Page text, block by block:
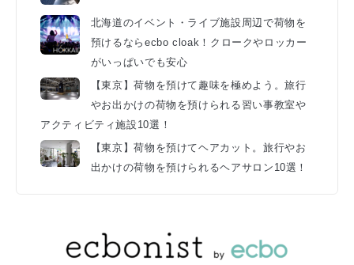
北海道のイベント・ライブ施設周辺で荷物を
預けるならecbo cloak！クロークやロッカー
がいっぱいでも安心
【東京】荷物を預けて趣味を極めよう。旅行
やお出かけの荷物を預けられる習い事教室や
アクティビティ施設10選！
【東京】荷物を預けてヘアカット。旅行やお
出かけの荷物を預けられるヘアサロン10選！